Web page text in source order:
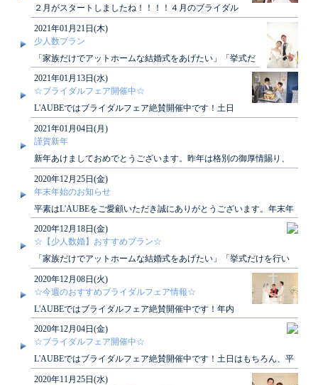
２月がスタートしましたね！！！！４月のブライダル
フェアカレンダーが掲載されました。ぜひチェックし
てみてく..
2021年01月21日(木)
少人数プラン
「家族だけでアットホームな結婚式をあげたい」「挙式だ
けを行いたい」ローブではそんな願いを叶えるプランが
ご..
2021年01月13日(水)
☆ブライダルフェア開催中☆
L'AUBEではブライダルフェア絶賛開催中です！土日
はもちろん、平日も開催しております！ぜひご見学に
お越..
2021年01月04日(月)
謹賀新年
新年あけましておめでとうございます。昨年は格別の御厚情賜り、
深く感謝申し上げます。本年も皆さまに素敵なひ..
2020年12月25日(金)
年末年始のお知らせ
平素はL'AUBEをご愛顧いただき誠にありがとうございます。年末年
始休業期間につきまして、下記の通りご案..
2020年12月18日(金)
☆【少人数婚】おすすめプラン☆
「家族だけでアットホームな結婚式をあげたい」「挙式だけを行い
たい」ローブではそんな願いを叶えるプランがご..
2020年12月08日(火)
☆今週のおすすめブライダルフェア情報☆
L'AUBEではブライダルフェア絶賛開催中です！年内
にご見学にお越し頂いたお客様には素敵な特典もござ
いま..
2020年12月04日(金)
☆ブライダルフェア開催中☆
L'AUBEではブライダルフェア絶賛開催中です！土日はもちろん、平
日も開催しております！ぜひご見学にお越..
2020年11月25日(水)